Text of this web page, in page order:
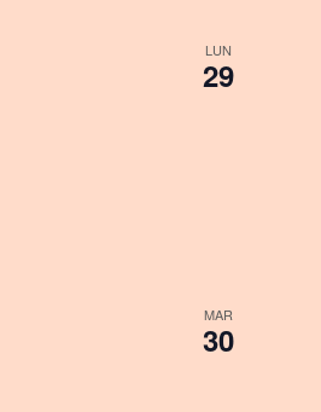
LUN
29
MAR
30